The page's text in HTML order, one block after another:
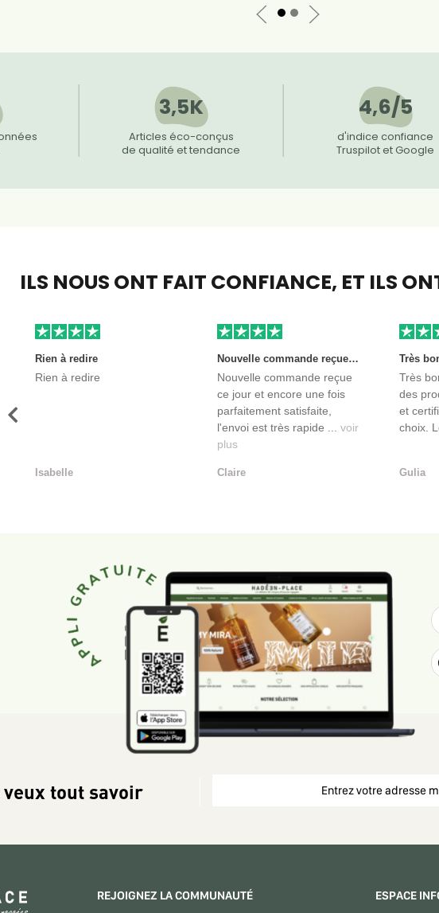
3,5K
Articles éco-conçus
de qualité et tendance
4,6/5
d'indice confiance
Truspilot et Google
ILS NOUS ONT FAIT CONFIANCE, ET ILS
Rien à redire
Rien à redire
Isabelle
Nouvelle commande reçue ce jour et encore une fois parfaitement satisfaite, l'envoi est très rapide et les produits sont toujours conditionnés de manière personnalisés. L'avantage de commander auprès de créateurs indépendants.
Nouvelle commande reçue
ce jour et encore une fois
parfaitement satisfaite,
l'envoi est très rapide ... voir
plus
Claire
Très
des
et
choix.
Gulia
Précédent
veux tout savoir
REJOIGNEZ LA COMMUNAUTÉ ESPACE